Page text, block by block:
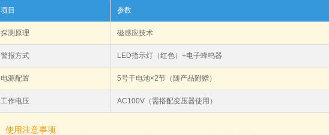
项目 参数
探测原理 磁感应技术
警报方式 LED指示灯（红色）+电子蜂鸣器
电源配置 5号干电池×2节（随产品附赠）
工作电压 AC100V（需搭配变压器使用）
使用注意事项